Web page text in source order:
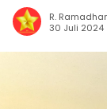
R.
30 Juli 2024